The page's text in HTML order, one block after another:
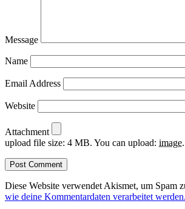
Message
Name
Email Address
Website
Attachment
upload file size: 4 MB. You can upload: image.
Diese Website verwendet Akismet, um Spam
wie deine Kommentardaten verarbeitet werden.